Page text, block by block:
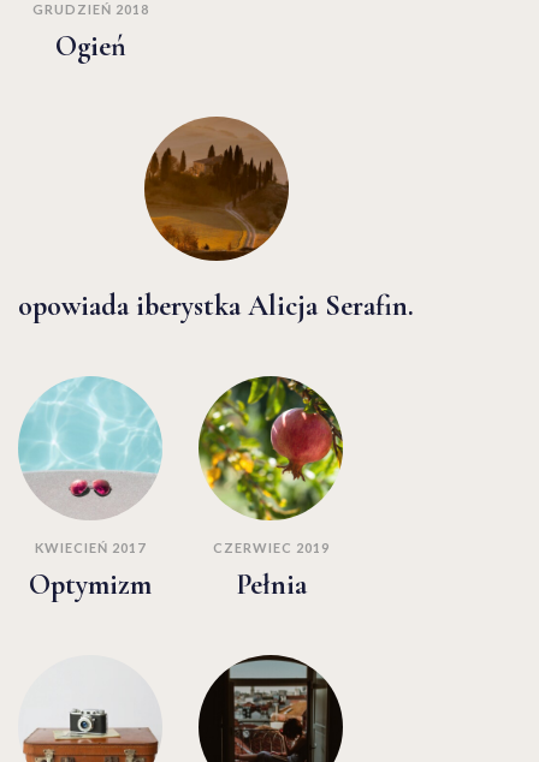
GRUDZIEŃ 2018
Ogień
opowiada iberystka Alicja Serafin.
KWIECIEŃ 2017
Optymizm
CZERWIEC 2019
Pełnia